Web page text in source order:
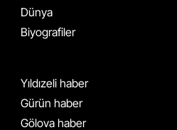
Dünya
Biyografiler
Yıldızeli haber
Gürün haber
Gölova haber